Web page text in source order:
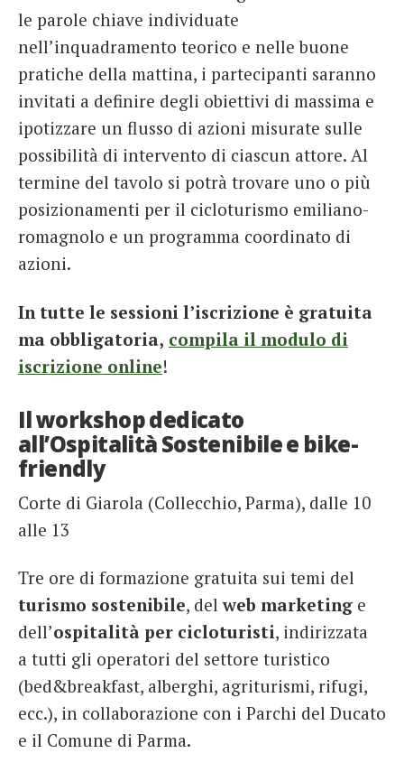
le parole chiave individuate
nell’inquadramento teorico e nelle buone
pratiche della mattina, i partecipanti saranno
invitati a definire degli obiettivi di massima e
ipotizzare un flusso di azioni misurate sulle
possibilità di intervento di ciascun attore. Al
termine del tavolo si potrà trovare uno o più
posizionamenti per il cicloturismo emiliano-
romagnolo e un programma coordinato di
azioni.
In tutte le sessioni l’iscrizione è gratuita
ma obbligatoria, compila il modulo di
iscrizione online!
Il workshop dedicato
all’Ospitalità Sostenibile e bike-
friendly
Corte di Giarola (Collecchio, Parma), dalle 10
alle 13
Tre ore di formazione gratuita sui temi del
turismo sostenibile, delweb marketing e
dell’ospitalità per cicloturisti, indirizzata
a tutti gli operatori del settore turistico
(bed&breakfast, alberghi, agriturismi, rifugi,
ecc.), in collaborazione con i Parchi del Ducato
e il Comune di Parma.